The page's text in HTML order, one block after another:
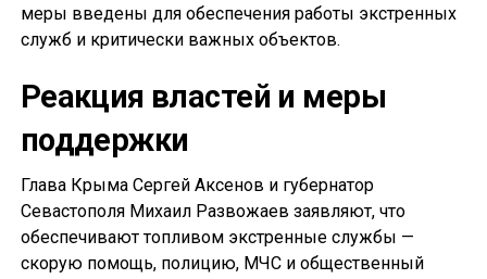
меры введены для обеспечения работы экстренных
служб и критически важных объектов.
Реакция властей и меры
поддержки
Глава Крыма Сергей Аксенов и губернатор
Севастополя Михаил Развожаев заявляют, что
обеспечивают топливом экстренные службы —
скорую помощь, полицию, МЧС и общественный